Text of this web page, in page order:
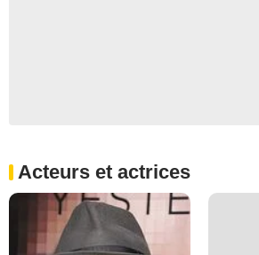
Acteurs et actrices